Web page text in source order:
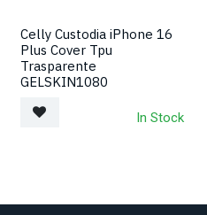
Celly Custodia iPhone 16
Plus Cover Tpu
Trasparente
GELSKIN1080
In Stock